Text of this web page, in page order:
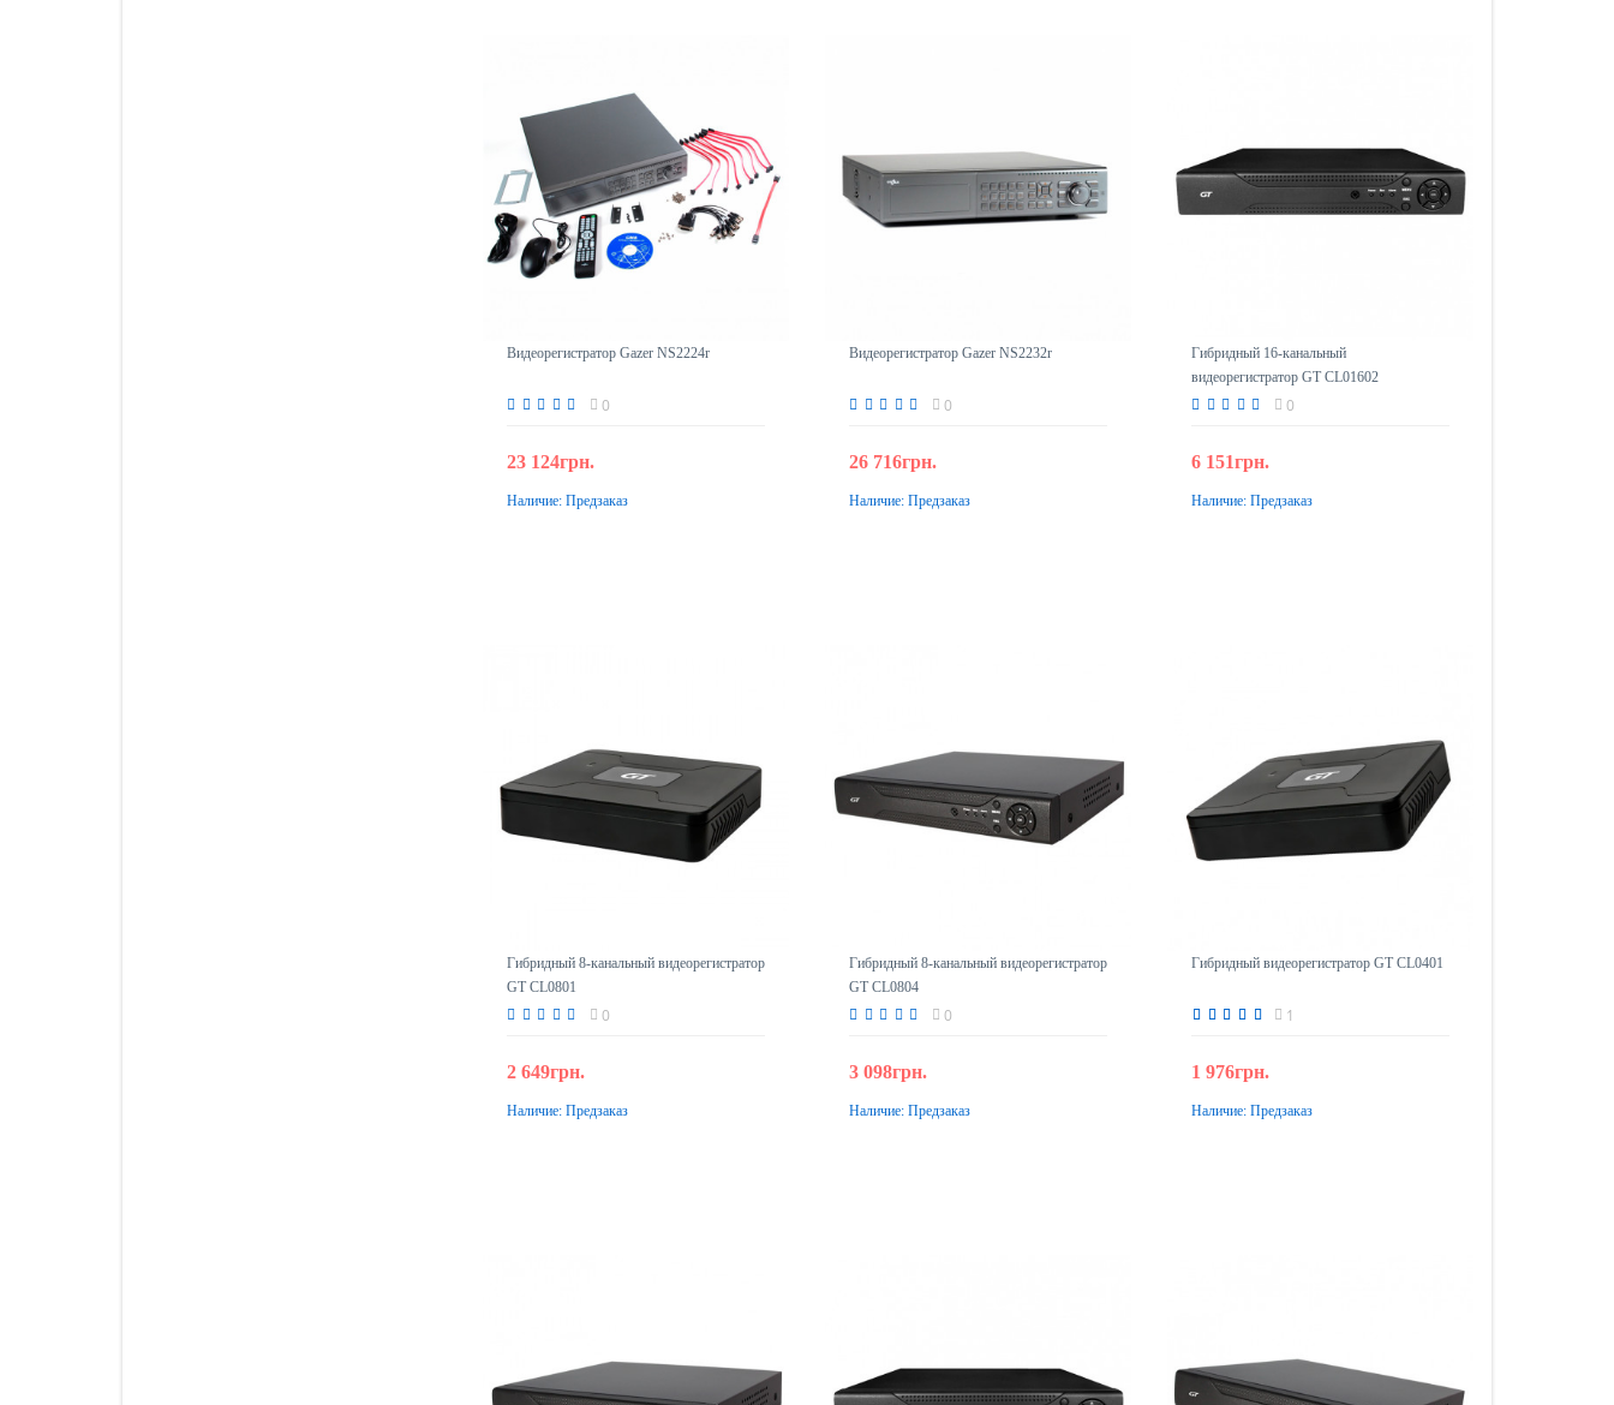
Видеорегистратор Gazer NS2224r
0
23 124грн.
Предзаказ
Наличие: Предзаказ
Видеорегистратор Gazer NS2232r
0
26 716грн.
Предзаказ
Наличие: Предзаказ
Гибридный 16-канальный
видеорегистратор GT CL01602
0
6 151грн.
Предзаказ
Наличие: Предзаказ
Гибридный 8-канальный видеорегистратор
GT CL0801
0
2 649грн.
Предзаказ
Наличие: Предзаказ
Гибридный 8-канальный видеорегистратор
GT CL0804
0
3 098грн.
Предзаказ
Наличие: Предзаказ
Гибридный видеорегистратор GT CL0401
1
1 976грн.
Предзаказ
Наличие: Предзаказ